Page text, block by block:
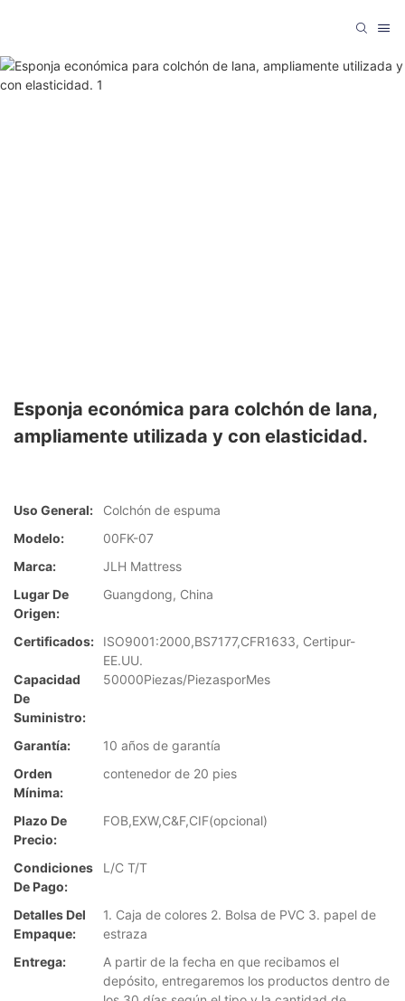
Esponja económica para colchón de lana,
ampliamente utilizada y con elasticidad.
Uso General:
Colchón de espuma
Modelo:
00FK-07
Marca:
JLH Mattress
Lugar De
Origen:
Guangdong, China
Certificados:
ISO9001:2000,BS7177,CFR1633, Certipur-
EE.UU.
Capacidad
De
Suministro:
50000Piezas/PiezasporMes
Garantía:
10 años de garantía
Orden
Mínima:
contenedor de 20 pies
Plazo De
Precio:
FOB,EXW,C&F,CIF(opcional)
Condiciones
De Pago:
L/C T/T
Detalles Del
Empaque:
1. Caja de colores 2. Bolsa de PVC 3. papel de
estraza
Entrega:
A partir de la fecha en que recibamos el
depósito, entregaremos los productos dentro de